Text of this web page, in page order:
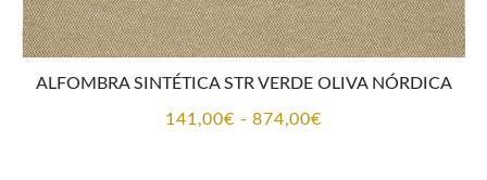
ALFOMBRA SINTÉTICA STR VERDE OLIVA NÓRDICA
141,00€ - 874,00€Rango